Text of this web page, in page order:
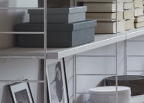
AESTHETICS
QUALITY
COMMUNICATION
3D
3D
three